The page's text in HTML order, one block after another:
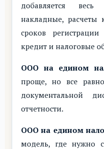
добавляется
накладные, расчеты
сроков
кредит и налоговые
ООО на едином
проще, но все равно
документальной
отчетности.
ООО на едином
модель, где нужно